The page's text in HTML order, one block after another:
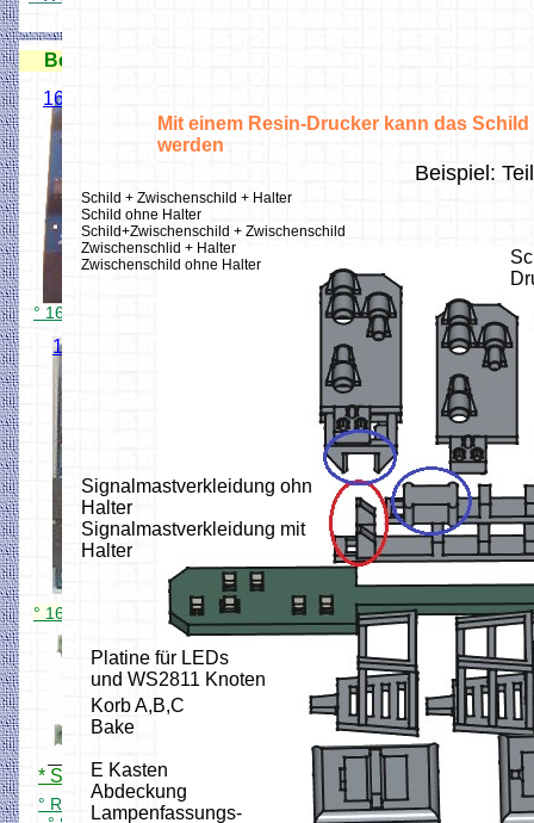
Besetztmelder/ Rückmelder
° 16 fach R Melder für Kontaktgleis
° 16 fach R Melder als Stromfühler
° R Melder Interface für Rocrail
16 fach Kontaktgleis Melder
16 fach Stromsensor
* Simpel 16 X Rückmelder
Ideal für
Märklingleis
geeignet.
16 fach
R.Melder
Interface für
Rocrail
Schild + Zwischenschild + Halter
Schild ohne Halter
Schild+Zwischenschild + Zwischenschild
Zwischenschlid + Halter
Zwischenschild ohne Halter
Signalmastverkleidung ohn
Halter
Signalmastverkleidung mit
Halter
Platine für LEDs
und WS2811 Knoten
Korb A,B,C
Bake
E Kasten
Abdeckung
Lampenfassungs-
Mit einem Resin-Drucker kann das
werden
Beispiel: